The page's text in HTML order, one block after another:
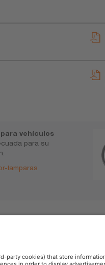
vehículos
para su
lamparas